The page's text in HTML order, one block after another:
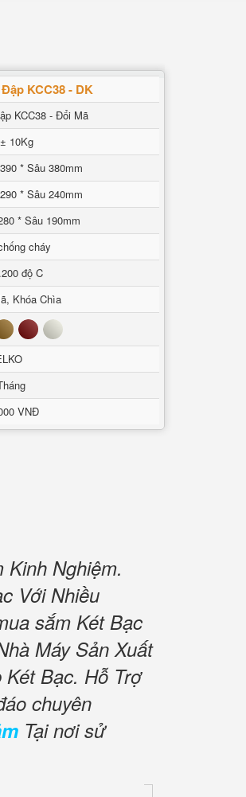
KCC38 - DK
KCC38 - Đổi Mã
10Kg
* Sâu 380mm
* Sâu 240mm
* Sâu 190mm
cháy
độ C
Khóa Chìa
Đỏ Trắng
VNĐ
Nghiệm.
Với Nhiều
sắm Két Bạc
Máy Sản Xuất
Bạc. Hỗ Trợ
chuyên
Tại nơi sử